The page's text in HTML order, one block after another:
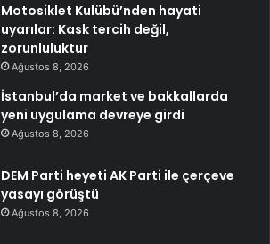
Motosiklet Kulübü’nden hayati
uyarılar: Kask tercih değil,
zorunluluktur
Ağustos 8, 2026
İstanbul’da market ve bakkallarda
yeni uygulama devreye girdi
Ağustos 8, 2026
DEM Parti heyeti AK Parti ile çerçeve
yasayı görüştü
Ağustos 8, 2026